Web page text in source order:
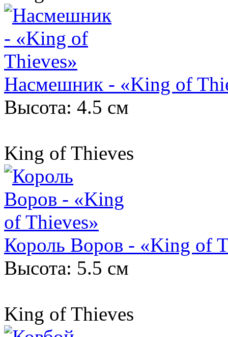
Насмешник - «King of
Высота: 4.5 см
King of Thieves
Король Воров - «King of
Высота: 5.5 см
King of Thieves